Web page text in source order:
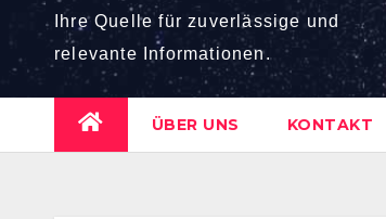
Ihre Quelle für zuverlässige und
relevante Informationen.
ÜBER UNS KONTAKT